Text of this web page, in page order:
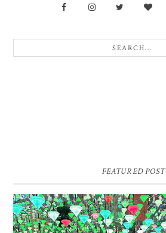
FEATURED POST